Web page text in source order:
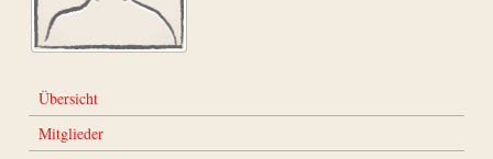
Übersicht
Mitglieder